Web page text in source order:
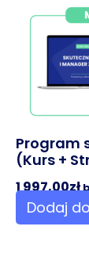
Program
(Kurs +
1 997,00zł
Dodaj